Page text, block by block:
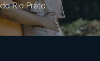
Rio Preto